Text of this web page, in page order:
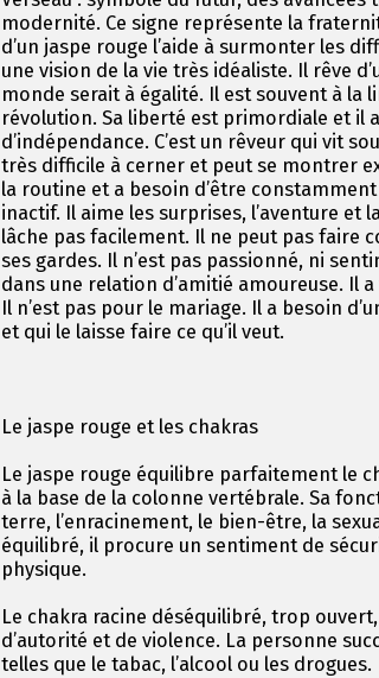
modernité. Ce signe représente la
d’un jaspe rouge l’aide à surmonter les
une vision de la vie très idéaliste. Il rêve
monde serait à égalité. Il est souvent à la
révolution. Sa liberté est primordiale et il
d’indépendance. C’est un rêveur qui vit
très difficile à cerner et peut se montrer
la routine et a besoin d’être
inactif. Il aime les surprises, l’aventure et
lâche pas facilement. Il ne peut pas faire
ses gardes. Il n’est pas passionné, ni
dans une relation d’amitié amoureuse. Il
Il n’est pas pour le mariage. Il a besoin
et qui le laisse faire ce qu’il veut.
Le jaspe rouge et les chakras
Le jaspe rouge équilibre parfaitement le
à la base de la colonne vertébrale. Sa
terre, l’enracinement, le bien-être, la
équilibré, il procure un sentiment de
physique.
Le chakra racine déséquilibré, trop
d’autorité et de violence. La personne
telles que le tabac, l’alcool ou les drogues.